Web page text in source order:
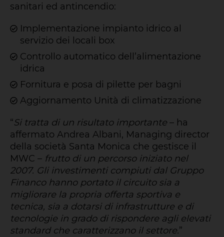
sanitari ed antincendio:
Implementazione impianto idrico al
servizio dei locali box
Controllo automatico dell’alimentazione
idrica
Fornitura e posa di pilette per bagni
Aggiornamento Unità di climatizzazione
“Si tratta di un risultato importante – ha
affermato Andrea Albani, Managing director
della società Santa Monica che gestisce il
MWC – frutto di un percorso iniziato nel
2007. Gli investimenti compiuti dal Gruppo
Financo hanno portato il circuito sia a
migliorare la propria offerta sportiva e
tecnica, sia a dotarsi di infrastrutture e di
tecnologie in grado di rispondere agli elevati
standard che caratterizzano il settore.”